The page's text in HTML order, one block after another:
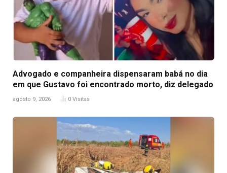
Advogado e companheira dispensaram babá no dia
em que Gustavo foi encontrado morto, diz delegado
agosto 9, 2026 0 Visitas